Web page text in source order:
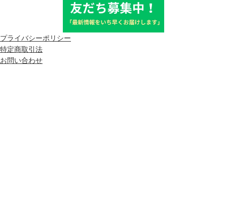
プライバシーポリシー
特定商取引法
お問い合わせ